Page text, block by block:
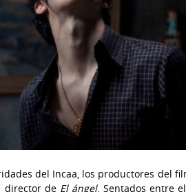
del Incaa, los productores del
director de El ángel. Sentados entre